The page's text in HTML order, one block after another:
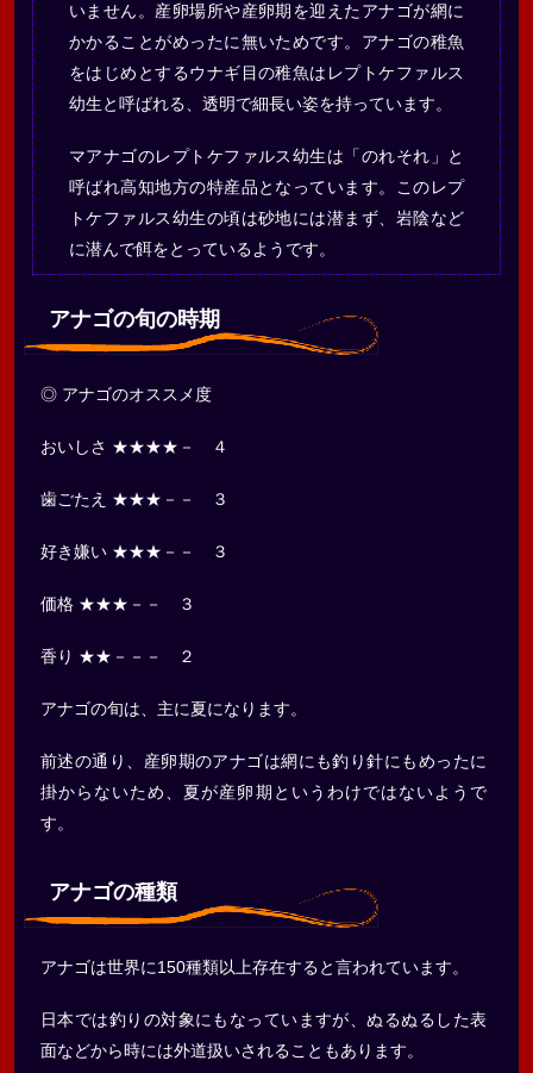
いません。産卵場所や産卵期を迎えたアナゴが網に
かかることがめったに無いためです。アナゴの稚魚
をはじめとするウナギ目の稚魚はレプトケファルス
幼生と呼ばれる、透明で細長い姿を持っています。
マアナゴのレプトケファルス幼生は「のれそれ」と
呼ばれ高知地方の特産品となっています。このレプ
トケファルス幼生の頃は砂地には潜まず、岩陰など
に潜んで餌をとっているようです。
アナゴの旬の時期
◎ アナゴのオススメ度
おいしさ ★★★★－ ４
歯ごたえ ★★★－－ ３
好き嫌い ★★★－－ ３
価格 ★★★－－ ３
香り ★★－－－ ２
アナゴの旬は、主に夏になります。
前述の通り、産卵期のアナゴは網にも釣り針にもめったに
掛からないため、夏が産卵期というわけではないようで
す。
アナゴの種類
アナゴは世界に150種類以上存在すると言われています。
日本では釣りの対象にもなっていますが、ぬるぬるした表
面などから時には外道扱いされることもあります。